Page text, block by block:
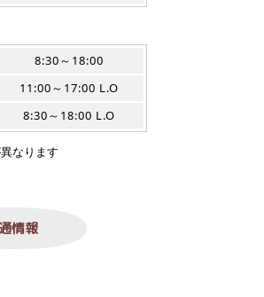
8:30～18:00
11:00～17:00 L.O
8:30～18:00 L.O
なります
情報